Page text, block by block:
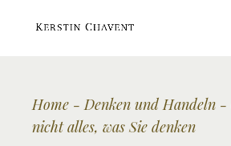
Home Denken und Handeln
nicht alles, was Sie denken